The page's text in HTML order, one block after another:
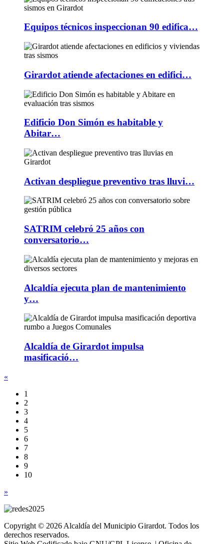
Equipos técnicos inspeccionan 90 edifica…
Girardot atiende afectaciones en edifici…
Edificio Don Simón es habitable y
Abitar…
Activan despliegue preventivo tras lluvi…
SATRIM celebró 25 años con
conversatorio…
Alcaldía ejecuta plan de mantenimiento
y…
Alcaldía de Girardot impulsa
masificació…
«
1
2
3
4
5
6
7
8
9
10
»
Copyright © 2026 Alcaldía del Municipio Girardot. Todos los
derechos reservados.